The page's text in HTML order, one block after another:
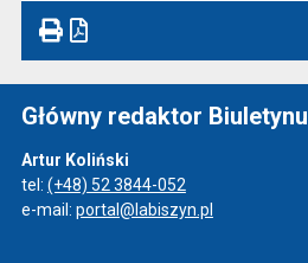
Główny redaktor Biuletynu
Artur Koliński
tel: (+48) 52 3844-052
e-mail: portal@labiszyn.pl